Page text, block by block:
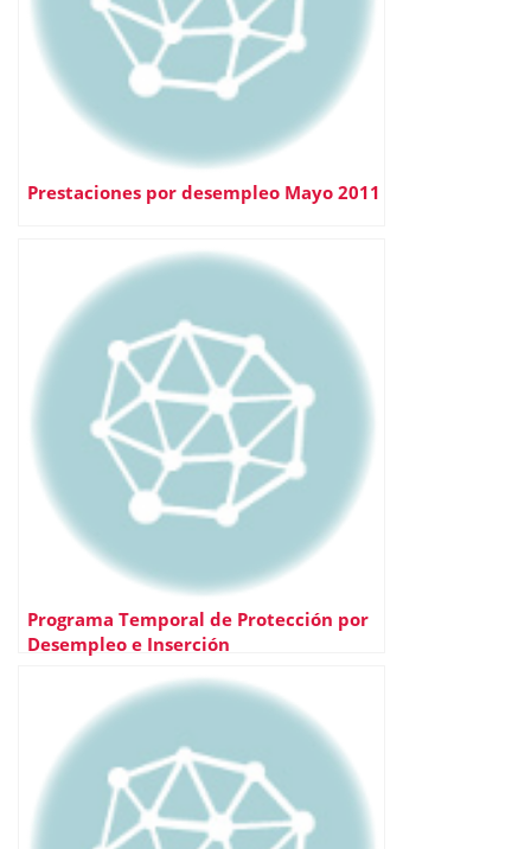
Prestaciones por desempleo Mayo 2011
Programa Temporal de Protección por
Desempleo e Inserción